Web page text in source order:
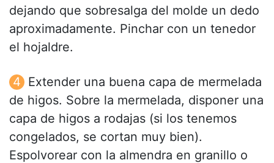
dejando que sobresalga del molde un dedo
aproximadamente. Pinchar con un tenedor
el hojaldre.
Extender una buena capa de mermelada
de higos. Sobre la mermelada, disponer una
capa de higos a rodajas (si los tenemos
congelados, se cortan muy bien).
Espolvorear con la almendra en granillo o